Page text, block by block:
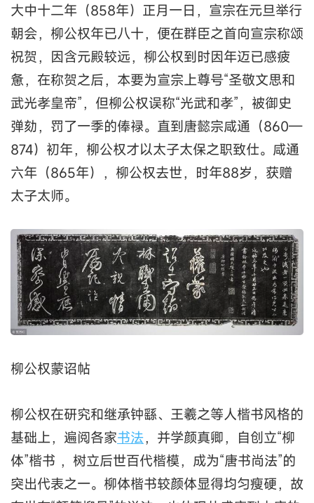
大中十二年（858年）正月一日，宣宗在元旦举行
朝会，柳公权年已八十，便在群臣之首向宣宗称颂
祝贺，因含元殿较远，柳公权到时因年迈已感疲
惫，在称贺之后，本要为宣宗上尊号“圣敬文思和
武光孝皇帝”，但柳公权误称“光武和孝”，被御史
弹劾，罚了一季的俸禄。直到唐懿宗咸通（860—
874）初年，柳公权才以太子太保之职致仕。咸通
六年（865年），柳公权去世，时年88岁，获赠
太子太师。
柳公权蒙诏帖
柳公权在研究和继承钟繇、王羲之等人楷书风格的
基础上，遍阅各家书法，并学颜真卿，自创立“柳
体”楷书 ，树立后世百代楷模，成为“唐书尚法”的
突出代表之一。柳体楷书较颜体显得均匀瘦硬，故